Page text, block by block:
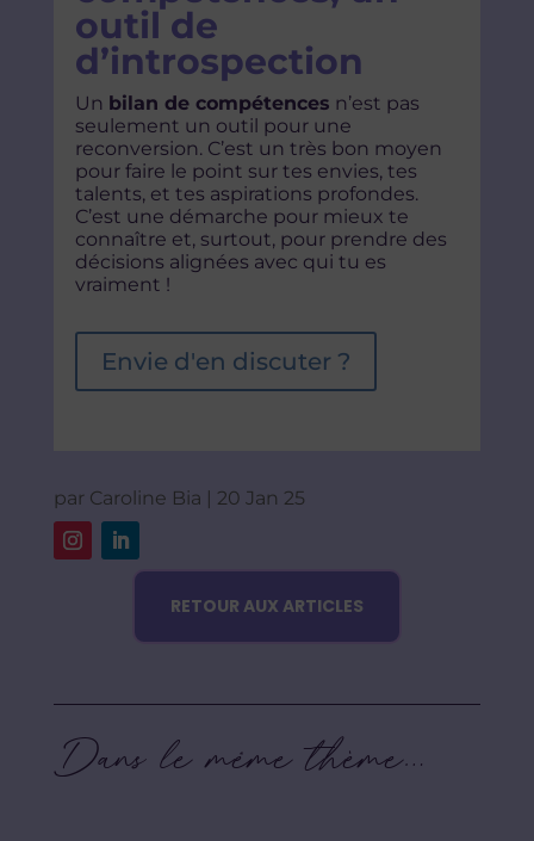
outil de
d’introspection
Un bilan de compétences n’est pas
seulement un outil pour une
reconversion. C’est un très bon moyen
pour faire le point sur tes envies, tes
talents, et tes aspirations profondes.
C’est une démarche pour mieux te
connaître et, surtout, pour prendre des
décisions alignées avec qui tu es
vraiment !
Envie d'en discuter ?
par Caroline Bia | 20 Jan 25
RETOUR AUX ARTICLES
Dans le même thème…